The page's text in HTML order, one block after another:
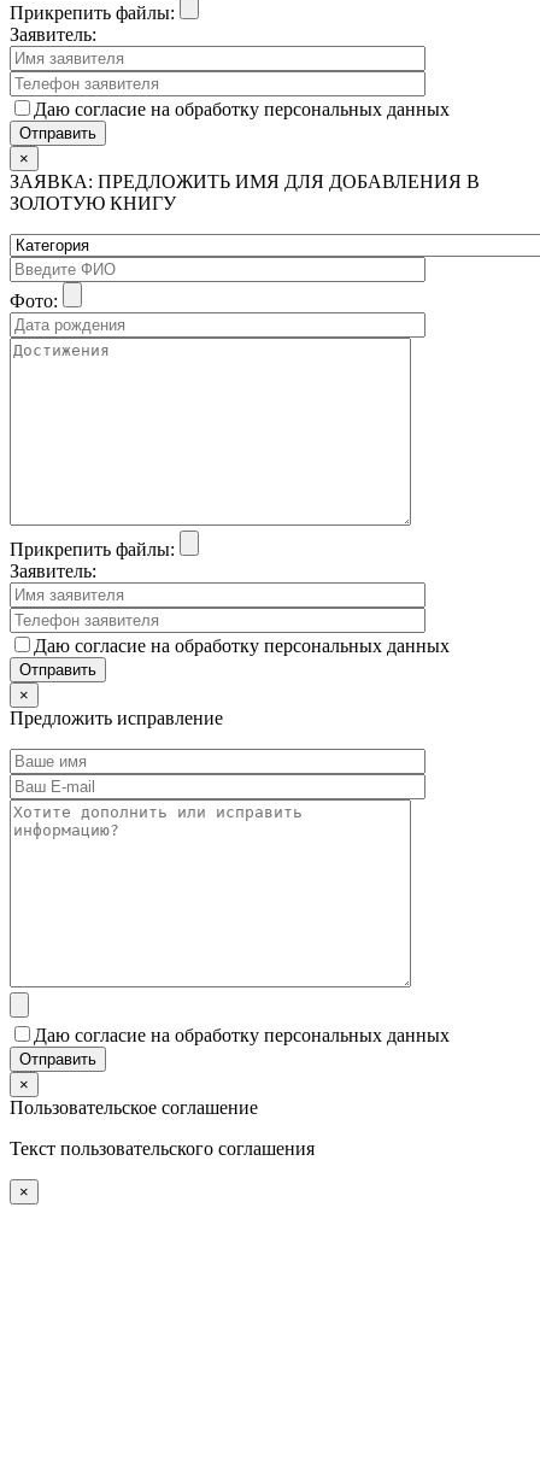
Прикрепить файлы:
Заявитель:
Даю согласие на обработку персональных данных
×
ЗАЯВКА: ПРЕДЛОЖИТЬ ИМЯ ДЛЯ ДОБАВЛЕНИЯ В
ЗОЛОТУЮ КНИГУ
Фото:
Прикрепить файлы:
Заявитель:
Даю согласие на обработку персональных данных
×
Предложить исправление
Даю согласие на обработку персональных данных
×
Пользовательское соглашение
Текст пользовательского соглашения
×